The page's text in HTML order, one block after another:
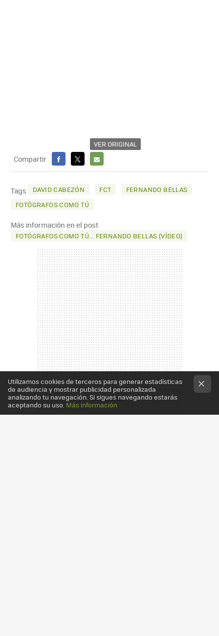
VER ORIGINAL
Compartir
FACEBOOK
X
E-
MAIL
Tags DAVID CABEZÓN FCT
FERNANDO BELLAS
FOTÓGRAFOS COMO TÚ
Más información en el post
FOTÓGRAFOS COMO TÚ... FERNANDO BELLAS (VÍDEO)
Utilizamos cookies de terceros para generar estadísticas
de audiencia y mostrar publicidad personalizada
analizando tu navegación. Si sigues navegando estarás
aceptando su uso. Más información